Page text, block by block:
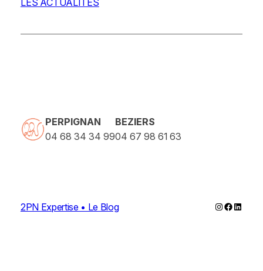
LES ACTUALITES
PERPIGNAN
04 68 34 34 99
BEZIERS
04 67 98 61 63
2PN Expertise • Le Blog Instagram